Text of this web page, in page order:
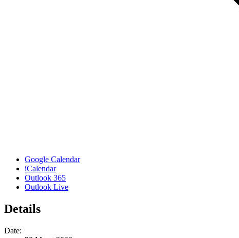
Google Calendar
iCalendar
Outlook 365
Outlook Live
Details
Date: